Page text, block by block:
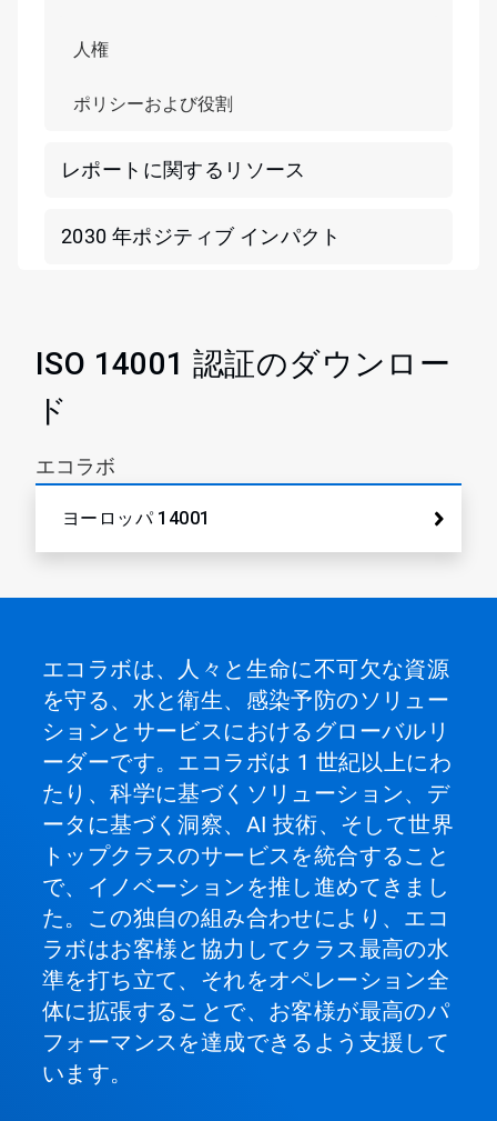
人権
ポリシーおよび役割
レポートに関するリソース
2030 年ポジティブ インパクト
ISO 14001 認証のダウンロー
ド
エコラボ
ヨーロッパ 14001
エコラボは、人々と生命に不可欠な資源
を守る、水と衛生、感染予防のソリュー
ションとサービスにおけるグローバルリ
ーダーです。エコラボは 1 世紀以上にわ
たり、科学に基づくソリューション、デ
ータに基づく洞察、AI 技術、そして世界
トップクラスのサービスを統合すること
で、イノベーションを推し進めてきまし
た。この独自の組み合わせにより、エコ
ラボはお客様と協力してクラス最高の水
準を打ち立て、それをオペレーション全
体に拡張することで、お客様が最高のパ
フォーマンスを達成できるよう支援して
います。